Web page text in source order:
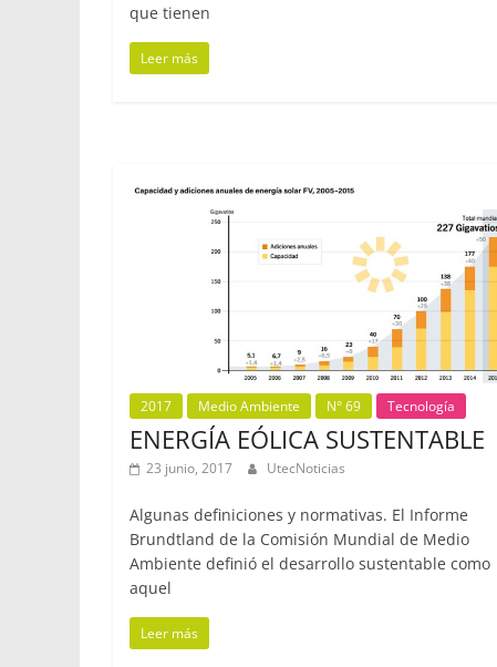
que tienen
Leer más
Medio Ambiente N° 69 Tecnología
ENERGÍA EÓLICA SUSTENTABLE
23 junio, 2017 UtecNoticias
Algunas definiciones y normativas. El Informe
Brundtland de la Comisión Mundial de Medio
Ambiente definió el desarrollo sustentable como
aquel
Leer más